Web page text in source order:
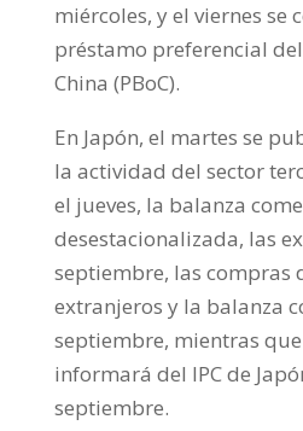
miércoles, y el viernes se
préstamo preferencial
China (PBoC).
En Japón, el martes se
la actividad del sector
el jueves, la balanza
desestacionalizada, las
septiembre, las compras
extranjeros y la balanza
septiembre, mientras que
informará del IPC de
septiembre.